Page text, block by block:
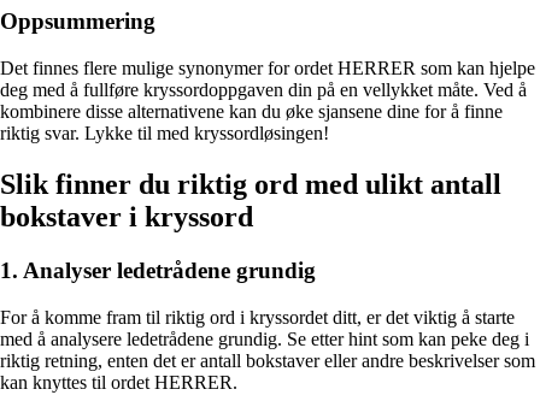
Oppsummering
Det finnes flere mulige synonymer for ordet HERRER som kan hjelpe
deg med å fullføre kryssordoppgaven din på en vellykket måte. Ved å
kombinere disse alternativene kan du øke sjansene dine for å finne
riktig svar. Lykke til med kryssordløsingen!
Slik finner du riktig ord med ulikt antall
bokstaver i kryssord
1. Analyser ledetrådene grundig
For å komme fram til riktig ord i kryssordet ditt, er det viktig å starte
med å analysere ledetrådene grundig. Se etter hint som kan peke deg i
riktig retning, enten det er antall bokstaver eller andre beskrivelser som
kan knyttes til ordet HERRER.